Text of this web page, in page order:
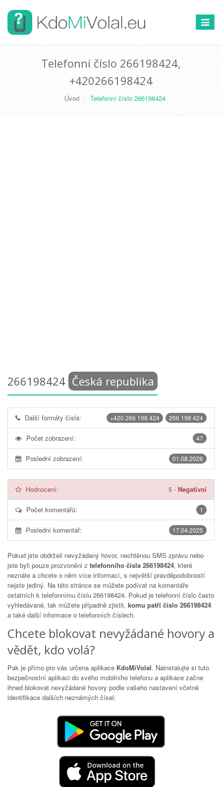
Telefonní číslo 266198424,
+420266198424
Úvod Telefonní číslo 266198424
266198424 Česká republika
266 198 424
+420 266 198 424
Další formáty čísla:
47
Počet zobrazení:
01.08.2026
Poslední zobrazení:
Hodnocení: 5 - Negativní
1
Počet komentářů:
17.04.2025
Poslední komentář:
Pokud jste obdrželi nevyžádaný hovor, nechtěnou SMS zprávu nebo
jste byli pouze prozvoněni z telefonního čísla 266198424, které
neznáte a chcete o něm více informací, s největší pravděpodobností
nejste jediný. Na této stránce se můžete podívat na komentáře
ostatních k telefonnímu číslu 266198424. Pokud je telefonní číslo často
vyhledávané, tak můžete případně zjistit, komu patří číslo 266198424
a také další informace o telefonních číslech.
Chcete blokovat nevyžádané hovory a
vědět, kdo volá?
Pak je přímo pro vás určena aplikace KdoMiVolal. Nainstalujte si tuto
bezpečnostní aplikaci do svého mobilního telefonu a aplikace začne
ihned blokovat nevyžádané hovory podle vašeho nastavení včetně
identifikace dalších neznámých čísel.